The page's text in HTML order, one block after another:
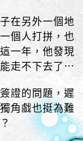
在另外一個地
個人打拼，也
一年，他發現
走不下去了⋯
證的問題，遲
角戲也挺為難